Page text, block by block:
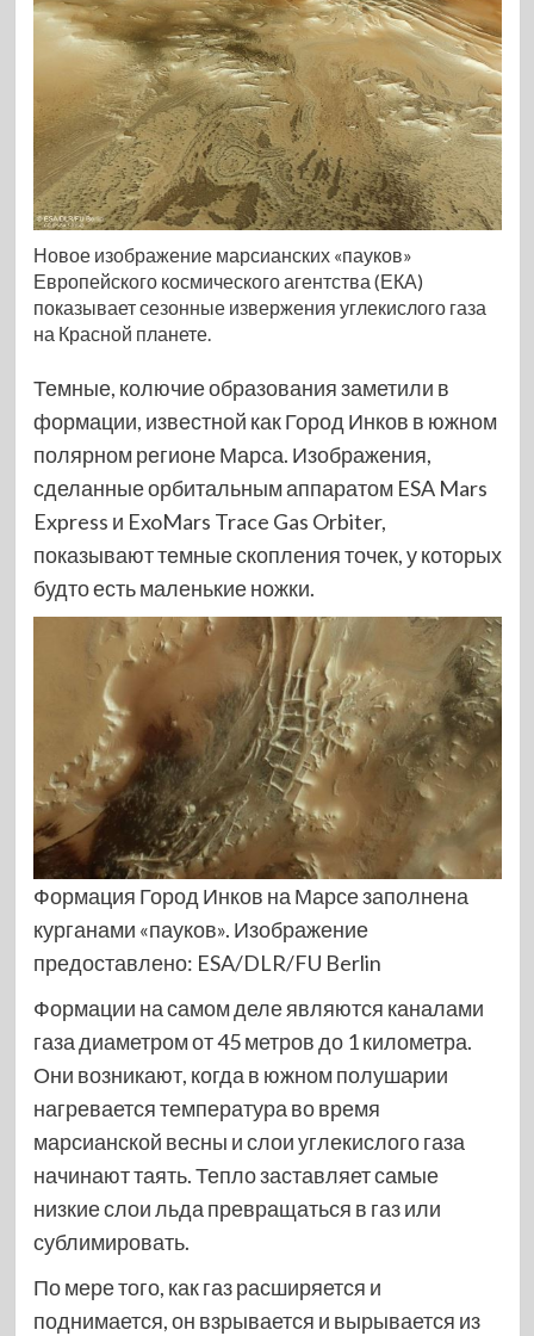
Новое изображение марсианских «пауков»
Европейского космического агентства (ЕКА)
показывает сезонные извержения углекислого газа
на Красной планете.
Темные, колючие образования заметили в
формации, известной как Город Инков в южном
полярном регионе Марса. Изображения,
сделанные орбитальным аппаратом ESA Mars
Express и ExoMars Trace Gas Orbiter,
показывают темные скопления точек, у которых
будто есть маленькие ножки.
Формация Город Инков на Марсе заполнена
курганами «пауков». Изображение
предоставлено: ESA/DLR/FU Berlin
Формации на самом деле являются каналами
газа диаметром от 45 метров до 1 километра.
Они возникают, когда в южном полушарии
нагревается температура во время
марсианской весны и слои углекислого газа
начинают таять. Тепло заставляет самые
низкие слои льда превращаться в газ или
сублимировать.
По мере того, как газ расширяется и
поднимается, он взрывается и вырывается из